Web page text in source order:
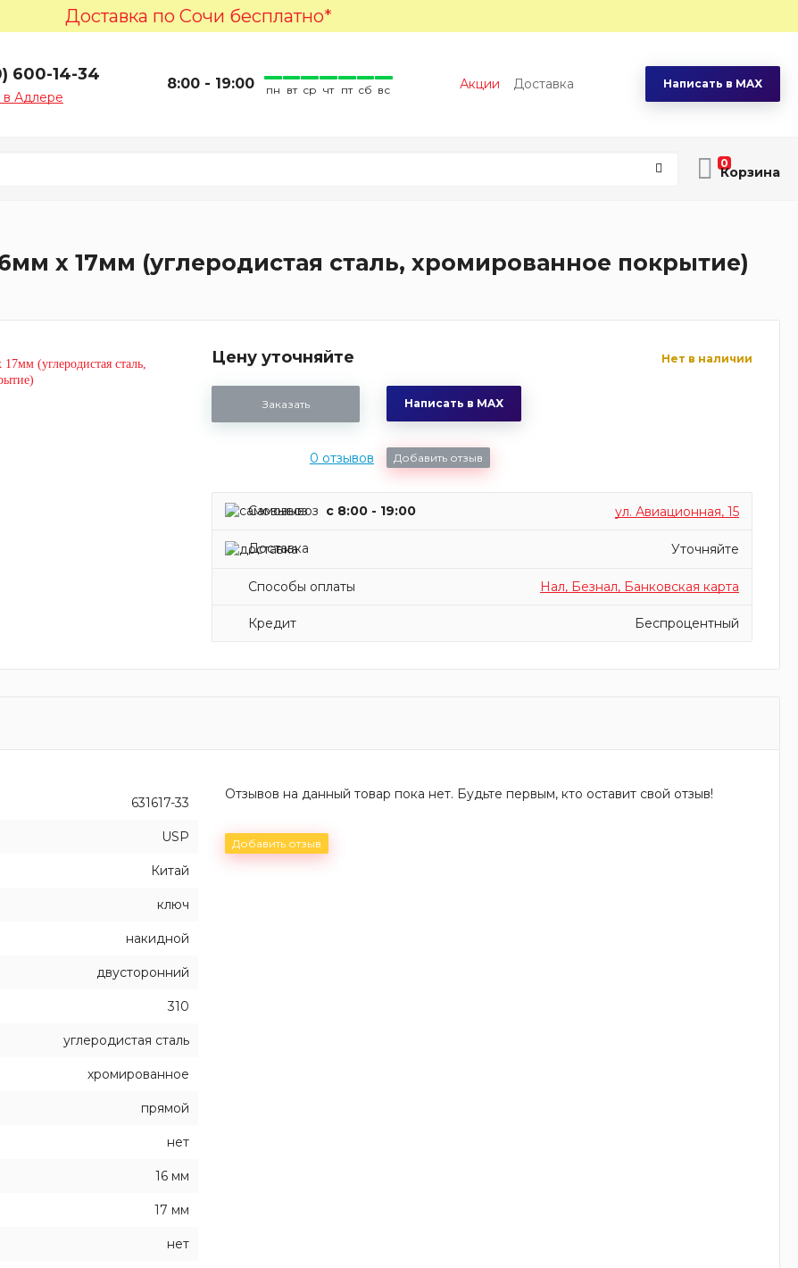
Доставка по Сочи бесплатно*
600-14-34 Написать в MAX
в Адлере
8:00 - 19:00 пн вт ср чт пт сб вс Акции Доставка
0
х 17мм (углеродистая сталь, хромированное покрытие)
Цену уточняйте Нет в наличии
Заказать Написать в MAX
0 отзывов Добавить отзыв
Самовывоз c 8:00 - 19:00 ул. Авиационная, 15
Доставка Уточняйте
Способы оплаты Нал, Безнал, Банковская карта
Кредит Беспроцентный
631617-33
USP
Китай
ключ
накидной
двусторонний
310
углеродистая сталь
хромированное
прямой
нет
16 мм
17 мм
нет
Отзывов на данный товар пока нет. Будьте первым, кто оставит свой отзыв!
Добавить отзыв